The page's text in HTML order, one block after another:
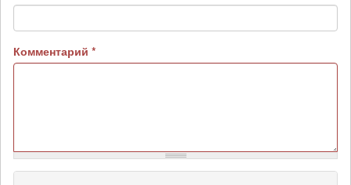
Комментарий *